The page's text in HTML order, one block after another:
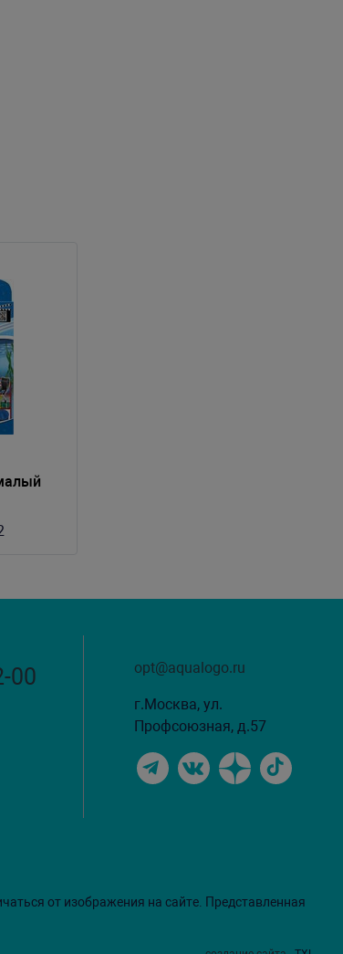
00 opt@aqualogo.ru
г.Москва, ул.
Профсоюзная, д.57
от изображения на сайте. Представленная